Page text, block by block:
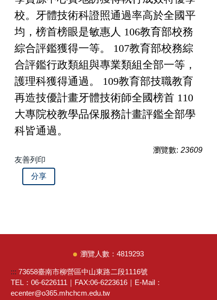
校。牙體技術科證照通過率高於全國平
均，榜首榜眼是敏惠人 106教育部校務
綜合評鑑獲得一等。 107教育部校務綜
合評鑑行政類組與專業類組全部一等，
護理科獲得通過。 109教育部技職教育
再造技優計畫牙體技術師全國榜首 110
大專院校教學品保服務計畫評鑑全部學
科皆通過。
瀏覽數: 23609
友善列印
分享
4819293
::: 73658臺南市柳營區中山東路二段1116號
TEL：06-6226111｜FAX:06-6223616｜E-Mail：
ecenter@o365.mhchcm.edu.tw